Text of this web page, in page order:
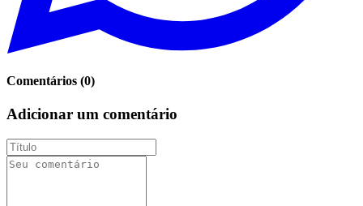
Comentários (0)
Adicionar um comentário